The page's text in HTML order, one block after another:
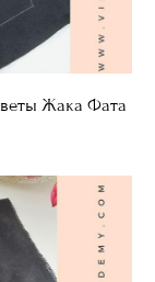
Жака Фата